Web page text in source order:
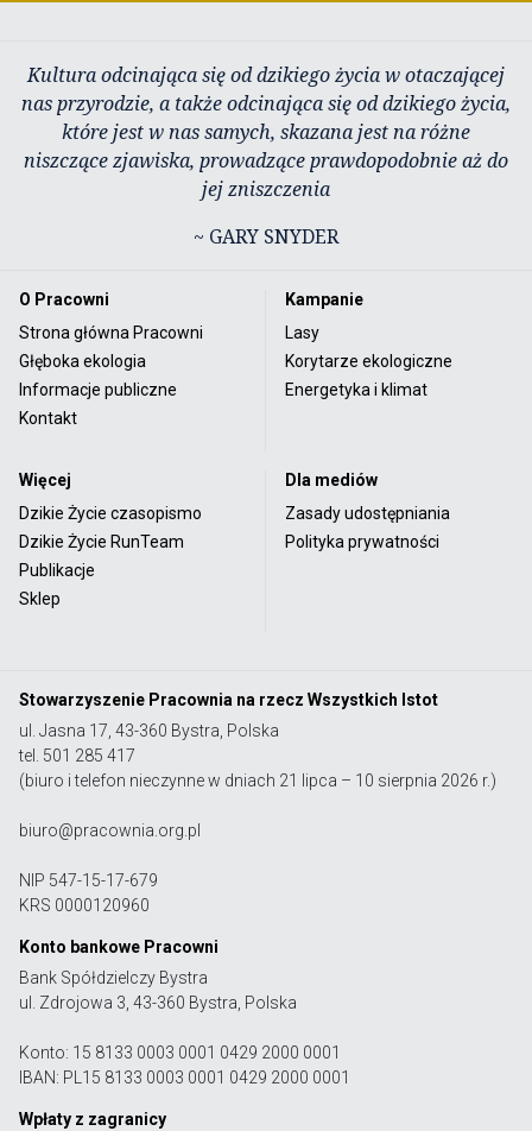
Kultura odcinająca się od dzikiego życia w otaczającej
nas przyrodzie, a także odcinająca się od dzikiego życia,
które jest w nas samych, skazana jest na różne
niszczące zjawiska, prowadzące prawdopodobnie aż do
jej zniszczenia
~ GARY SNYDER
O Pracowni
Strona główna Pracowni
Głęboka ekologia
Informacje publiczne
Kontakt
Kampanie
Lasy
Korytarze ekologiczne
Energetyka i klimat
Więcej
Dzikie Życie czasopismo
Dzikie Życie RunTeam
Publikacje
Sklep
Dla mediów
Zasady udostępniania
Polityka prywatności
Stowarzyszenie Pracownia na rzecz Wszystkich Istot
ul. Jasna 17, 43-360 Bystra, Polska
tel. 501 285 417
(biuro i telefon nieczynne w dniach 21 lipca – 10 sierpnia 2026 r.)
biuro@pracownia.org.pl
NIP 547-15-17-679
KRS 0000120960
Konto bankowe Pracowni
Bank Spółdzielczy Bystra
ul. Zdrojowa 3, 43-360 Bystra, Polska
Konto: 15 8133 0003 0001 0429 2000 0001
IBAN: PL15 8133 0003 0001 0429 2000 0001
Wpłaty z zagranicy